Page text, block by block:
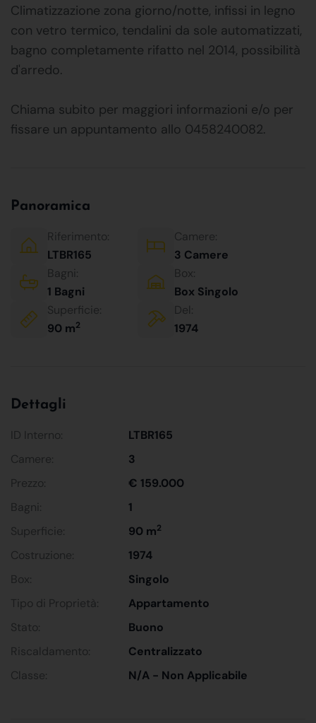
Climatizzazione zona giorno/notte, infissi in legno
con vetro termico, tendalini da sole automatizzati,
bagno completamente rifatto nel 2014, possibilità
d'arredo.
Chiama subito per maggiori informazioni e/o per
fissare un appuntamento allo 0458240082.
Panoramica
Riferimento:
LTBR165
Camere:
3 Camere
Bagni:
1 Bagni
Box:
Box Singolo
Superficie:
90 m2
Del:
1974
Dettagli
ID Interno:
LTBR165
Camere:
3
Prezzo:
€ 159.000
Bagni:
1
Superficie:
90 m2
Costruzione:
1974
Box:
Singolo
Tipo di Proprietà:
Appartamento
Stato:
Buono
Riscaldamento:
Centralizzato
Classe:
N/A - Non Applicabile